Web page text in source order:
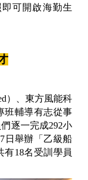
可開啟海勤生
）、東方風能科
班輔導有志從事
逐一完成292小
日舉辦「乙級船
有18名受訓學員